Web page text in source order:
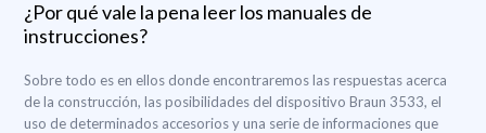
¿Por qué vale la pena leer los manuales de
instrucciones?
Sobre todo es en ellos donde encontraremos las respuestas acerca
de la construcción, las posibilidades del dispositivo Braun 3533, el
uso de determinados accesorios y una serie de informaciones que